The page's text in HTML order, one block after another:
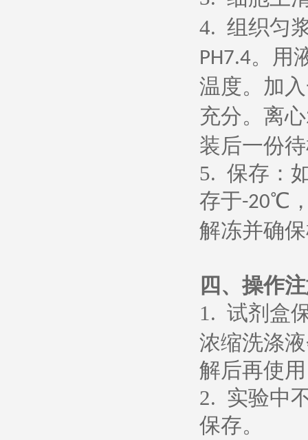
4. 组织匀
PH7.4。用
温度。加
充分。离心
装后一份
5. 保存：
存于-20℃
解冻并确
四、操作
1. 试剂盒
浓缩洗涤
解后再使
2. 实验中
保存。